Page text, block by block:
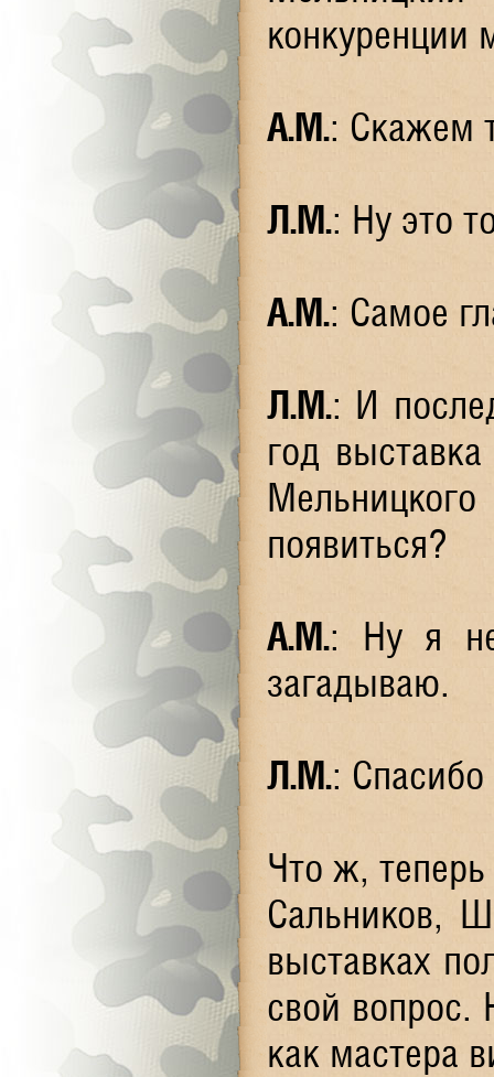
А.М.: Скажем
Л.М.: Ну это
А.М.: Самое
Л.М.: И
год
появиться?
А.М.: Ну я
загадываю.
Л.М.:
Что ж,
Сальников,
выставках
свой
как мастера